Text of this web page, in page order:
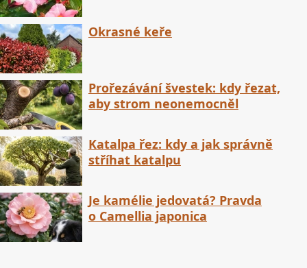
Okrasné keře
Prořezávání švestek: kdy řezat,
aby strom neonemocněl
Katalpa řez: kdy a jak správně
stříhat katalpu
Je kamélie jedovatá? Pravda
o Camellia japonica